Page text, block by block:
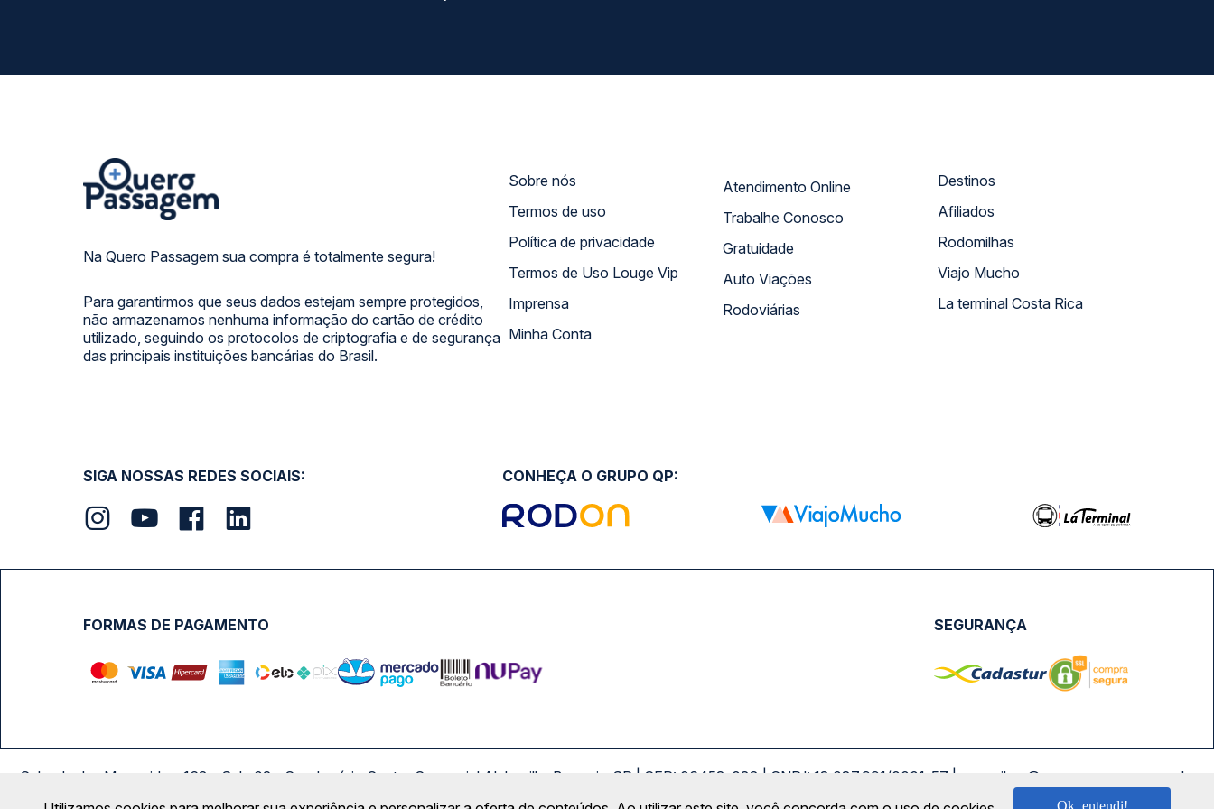
Na Quero Passagem sua compra é totalmente segura!
Para garantirmos que seus dados estejam sempre protegidos,
não armazenamos nenhuma informação do cartão de crédito
utilizado, seguindo os protocolos de criptografia e de segurança
das principais instituições bancárias do Brasil.
Sobre nós
Termos de uso
Política de privacidade
Termos de Uso Louge Vip
Imprensa
Minha Conta
Atendimento Online
Trabalhe Conosco
Gratuidade
Auto Viações
Rodoviárias
Destinos
Afiliados
Rodomilhas
Viajo Mucho
La terminal Costa Rica
SIGA NOSSAS REDES SOCIAIS: CONHEÇA O GRUPO QP:
FORMAS DE PAGAMENTO SEGURANÇA
Calçada das Margaridas, 163 - Sala 02 - Condomínio Centro Comercial Alphaville, Barueri - SP | CEP: 06453-038 | CNPJ: 18.087.991/0001-57 | saconibus@queropassagem.com.br
Copyright 2026 © QueroPassagem.com.br